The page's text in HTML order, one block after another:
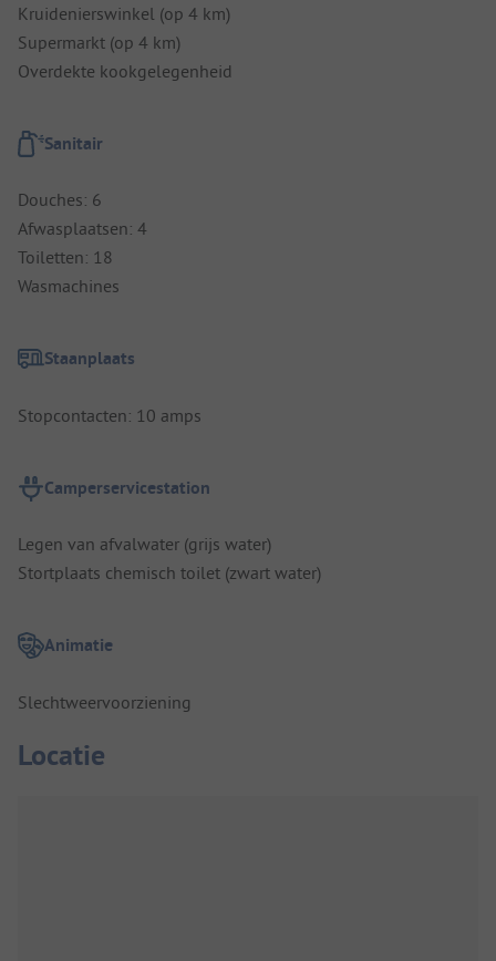
Kruidenierswinkel (op 4 km)
Supermarkt (op 4 km)
Overdekte kookgelegenheid
Sanitair
Douches: 6
Afwasplaatsen: 4
Toiletten: 18
Wasmachines
Staanplaats
Stopcontacten: 10 amps
Camperservicestation
Legen van afvalwater (grijs water)
Stortplaats chemisch toilet (zwart water)
Animatie
Slechtweervoorziening
Locatie